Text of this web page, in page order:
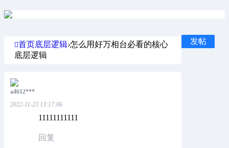
发帖
首页底层逻辑›怎么用好万相台必看的核心
底层逻辑
a4612***
2022-11-23 13:17:06
11111111111
回复